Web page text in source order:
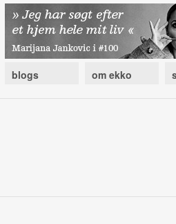
blogs om ekko